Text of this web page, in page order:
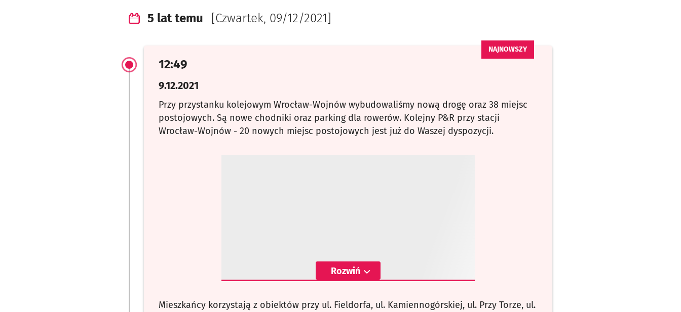
5 lat temu [Czwartek, 09/12/2021]
12:49
9.12.2021
Przy przystanku kolejowym Wrocław-Wojnów wybudowaliśmy nową drogę oraz 38 miejsc
postojowych. Są nowe chodniki oraz parking dla rowerów. Kolejny P&R przy stacji
Wrocław-Wojnów - 20 nowych miejsc postojowych jest już do Waszej dyspozycji.
Rozwiń
Mieszkańcy korzystają z obiektów przy ul. Fieldorfa, ul. Kamiennogórskiej, ul. Przy Torze, ul.